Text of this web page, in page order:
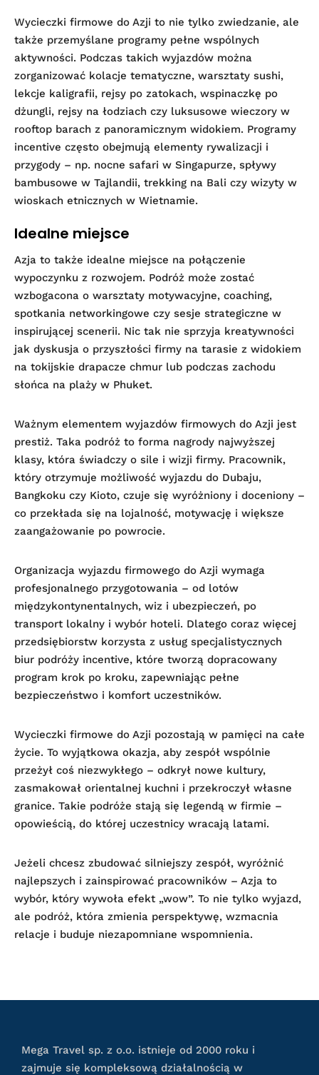
Wycieczki firmowe do Azji to nie tylko zwiedzanie, ale
także przemyślane programy pełne wspólnych
aktywności. Podczas takich wyjazdów można
zorganizować kolacje tematyczne, warsztaty sushi,
lekcje kaligrafii, rejsy po zatokach, wspinaczkę po
dżungli, rejsy na łodziach czy luksusowe wieczory w
rooftop barach z panoramicznym widokiem. Programy
incentive często obejmują elementy rywalizacji i
przygody – np. nocne safari w Singapurze, spływy
bambusowe w Tajlandii, trekking na Bali czy wizyty w
wioskach etnicznych w Wietnamie.
Idealne miejsce
Azja to także idealne miejsce na połączenie
wypoczynku z rozwojem. Podróż może zostać
wzbogacona o warsztaty motywacyjne, coaching,
spotkania networkingowe czy sesje strategiczne w
inspirującej scenerii. Nic tak nie sprzyja kreatywności
jak dyskusja o przyszłości firmy na tarasie z widokiem
na tokijskie drapacze chmur lub podczas zachodu
słońca na plaży w Phuket.
Ważnym elementem wyjazdów firmowych do Azji jest
prestiż. Taka podróż to forma nagrody najwyższej
klasy, która świadczy o sile i wizji firmy. Pracownik,
który otrzymuje możliwość wyjazdu do Dubaju,
Bangkoku czy Kioto, czuje się wyróżniony i doceniony –
co przekłada się na lojalność, motywację i większe
zaangażowanie po powrocie.
Organizacja wyjazdu firmowego do Azji wymaga
profesjonalnego przygotowania – od lotów
międzykontynentalnych, wiz i ubezpieczeń, po
transport lokalny i wybór hoteli. Dlatego coraz więcej
przedsiębiorstw korzysta z usług specjalistycznych
biur podróży incentive, które tworzą dopracowany
program krok po kroku, zapewniając pełne
bezpieczeństwo i komfort uczestników.
Wycieczki firmowe do Azji pozostają w pamięci na całe
życie. To wyjątkowa okazja, aby zespół wspólnie
przeżył coś niezwykłego – odkrył nowe kultury,
zasmakował orientalnej kuchni i przekroczył własne
granice. Takie podróże stają się legendą w firmie –
opowieścią, do której uczestnicy wracają latami.
Jeżeli chcesz zbudować silniejszy zespół, wyróżnić
najlepszych i zainspirować pracowników – Azja to
wybór, który wywoła efekt „wow”. To nie tylko wyjazd,
ale podróż, która zmienia perspektywę, wzmacnia
relacje i buduje niezapomniane wspomnienia.
Mega Travel sp. z o.o. istnieje od 2000 roku i
zajmuje się kompleksową działalnością w